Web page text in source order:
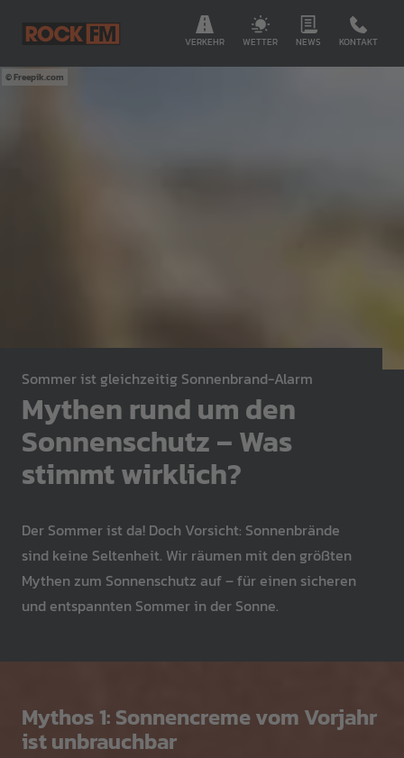
VERKEHR WETTER NEWS KONTAKT
Freepik.com
Sommer ist gleichzeitig Sonnenbrand-Alarm
Mythen rund um den
Sonnenschutz – Was
stimmt wirklich?
Der Sommer ist da! Doch Vorsicht: Sonnenbrände
sind keine Seltenheit. Wir räumen mit den größten
Mythen zum Sonnenschutz auf – für einen sicheren
und entspannten Sommer in der Sonne.
Mythos 1: Sonnencreme vom Vorjahr
ist unbrauchbar